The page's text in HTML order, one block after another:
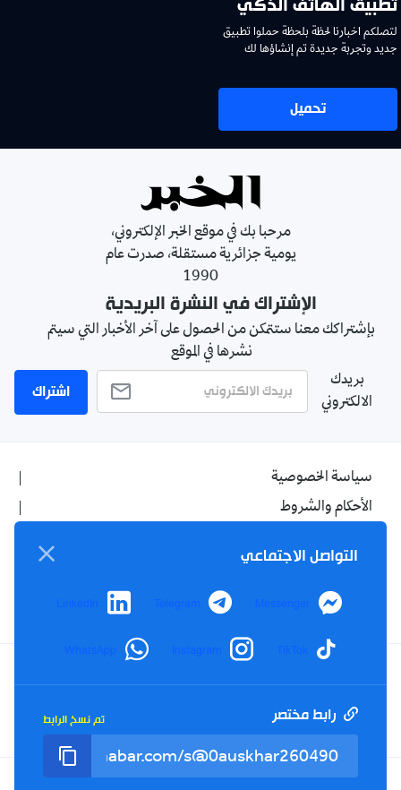
تطبيق الهاتف الذكي
لتصلكم اخبارنا لحظة بلحظة حملوا تطبيق
جديد وتجربة جديدة تم إنشاؤها لك
تحميل
مرحبا بك في موقع الخبر الإلكتروني،
يومية جزائرية مستقلة، صدرت عام
1990
الإشتراك في النشرة البريدية
بإشتراكك معنا ستتمكن من الحصول على آخر الأخبار التي سيتم
نشرها في الموقع
بريدك
الالكتروني
اشتراك
سياسة الخصوصية
الأحكام والشروط
اتصل بنا
من نحن
Facebook
YouTube
TikTok
Twitter
Tel : +213(0)023 31 69 04 - eMail :info@elkhabar.com
التواصل الاجتماعي
Messenger
Telegram
LinkedIn
TikTok
Instagram
WhatsApp
رابط مختصر تم نسخ الرابط